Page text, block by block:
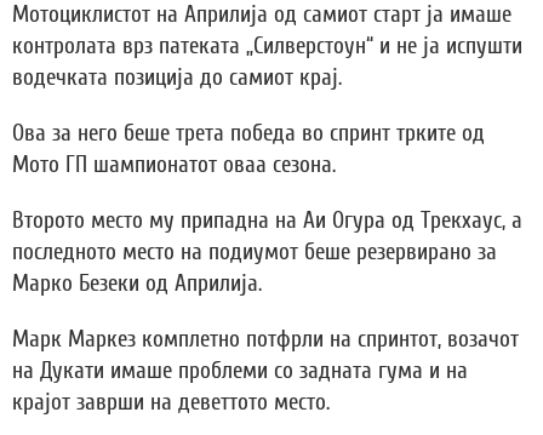
Мотоциклистот на Априлија од самиот старт ја имаше
контролата врз патеката „Силверстоун“ и не ја испушти
водечката позиција до самиот крај.
Ова за него беше трета победа во спринт трките од
Мото ГП шампионатот оваа сезона.
Второто место му припадна на Аи Огура од Трекхаус, а
последното место на подиумот беше резервирано за
Марко Безеки од Априлија.
Марк Маркез комплетно потфрли на спринтот, возачот
на Дукати имаше проблеми со задната гума и на
крајот заврши на деветтото место.